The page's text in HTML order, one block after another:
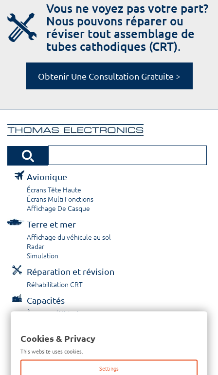
Vous ne voyez pas votre part?
Nous pouvons réparer ou
réviser tout assemblage de
tubes cathodiques (CRT).
Obtenir Une Consultation Gratuite >
Avionique
Écrans Tête Haute
Écrans Multi Fonctions
Affichage De Casque
Terre et mer
Affichage du véhicule au sol
Radar
Simulation
Réparation et révision
Réhabilitation CRT
Capacités
À propos / Historique
Contactez nous
Tél: +33-380-600-290
Télécopieur: +33-380-600-294
Cookies & Privacy
This website uses cookies.
Settings